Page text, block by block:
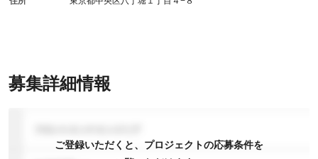
募集詳細情報
ご登録いただくと、プロジェクトの応募条件を